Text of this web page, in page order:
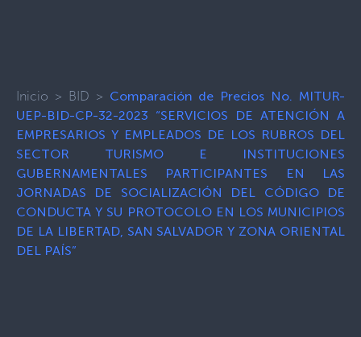
Inicio > BID > Comparación de Precios No. MITUR-
UEP-BID-CP-32-2023 “SERVICIOS DE ATENCIÓN A
EMPRESARIOS Y EMPLEADOS DE LOS RUBROS DEL
SECTOR TURISMO E INSTITUCIONES
GUBERNAMENTALES PARTICIPANTES EN LAS
JORNADAS DE SOCIALIZACIÓN DEL CÓDIGO DE
CONDUCTA Y SU PROTOCOLO EN LOS MUNICIPIOS
DE LA LIBERTAD, SAN SALVADOR Y ZONA ORIENTAL
DEL PAÍS”